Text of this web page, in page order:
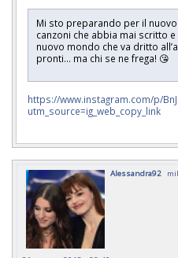
Mi sto preparando per il
canzoni che abbia mai scritto
nuovo mondo che va dritto
pronti... ma chi se ne frega! 😘
https://www.instagram.com/p/
utm_source=ig_web_copy_link
Alessandra92